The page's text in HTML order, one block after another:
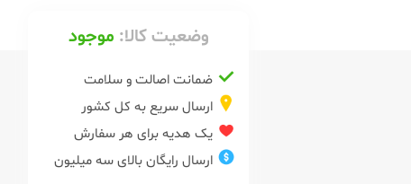
وضعیت کالا: موجود
ضمانت اصالت و سلامت
ارسال سریع به کل کشور
یک هدیه برای هر سفارش
ارسال رایگان بالای سه میلیون